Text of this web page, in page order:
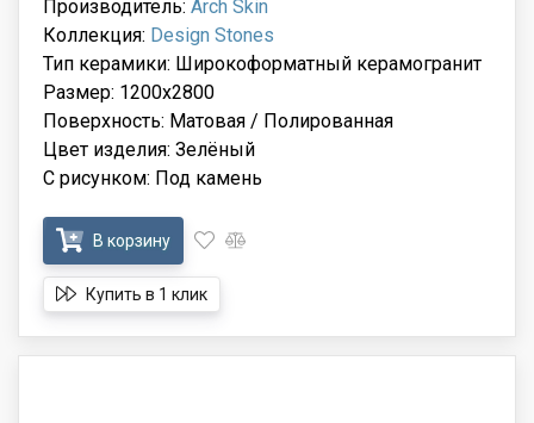
Производитель: Arch Skin
Коллекция: Design Stones
Тип керамики: Широкоформатный керамогранит
Размер: 1200x2800
Поверхность: Матовая / Полированная
Цвет изделия: Зелёный
С рисунком: Под камень
В корзину
Купить в 1 клик